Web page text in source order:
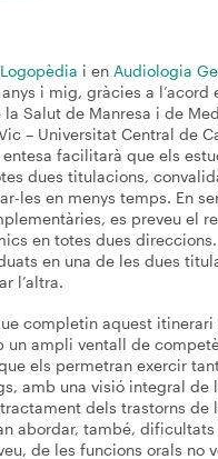
Logopèdia i en Audiologia
i mig, gràcies a l’acord
Salut de Manresa i de
– Universitat Central de
entesa facilitarà que els
dues titulacions,
les en menys temps. En
es preveu el
en totes dues
en una de les dues
l’altra.
completin aquest itinerari
un ampli ventall de
els permetran exercir
amb una visió integral de
dels trastorns de
abordar, també,
de les funcions orals no